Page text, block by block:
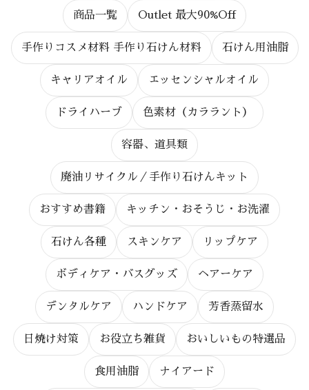
商品一覧 Outlet 最大90%Off
手作りコスメ材料 手作り石けん材料 石けん用油脂
キャリアオイル エッセンシャルオイル
ドライハーブ 色素材（カララント）
容器、道具類
廃油リサイクル／手作り石けんキット
おすすめ書籍 キッチン・おそうじ・お洗濯
石けん各種 スキンケア リップケア
ボディケア・バスグッズ ヘアーケア
デンタルケア ハンドケア 芳香蒸留水
日焼け対策 お役立ち雑貨 おいしいもの特選品
食用油脂 ナイアード